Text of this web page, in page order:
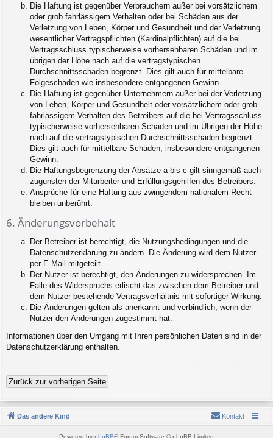
Die Haftung ist gegenüber Verbrauchern außer bei vorsätzlichem
oder grob fahrlässigem Verhalten oder bei Schäden aus der
Verletzung von Leben, Körper und Gesundheit und der Verletzung
wesentlicher Vertragspflichten (Kardinalpflichten) auf die bei
Vertragsschluss typischerweise vorhersehbaren Schäden und im
übrigen der Höhe nach auf die vertragstypischen
Durchschnittsschäden begrenzt. Dies gilt auch für mittelbare
Folgeschäden wie insbesondere entgangenen Gewinn.
Die Haftung ist gegenüber Unternehmern außer bei der Verletzung
von Leben, Körper und Gesundheit oder vorsätzlichem oder grob
fahrlässigem Verhalten des Betreibers auf die bei Vertragsschluss
typischerweise vorhersehbaren Schäden und im Übrigen der Höhe
nach auf die vertragstypischen Durchschnittsschäden begrenzt.
Dies gilt auch für mittelbare Schäden, insbesondere entgangenen
Gewinn.
Die Haftungsbegrenzung der Absätze a bis c gilt sinngemäß auch
zugunsten der Mitarbeiter und Erfüllungsgehilfen des Betreibers.
Ansprüche für eine Haftung aus zwingendem nationalem Recht
bleiben unberührt.
6. Änderungsvorbehalt
Der Betreiber ist berechtigt, die Nutzungsbedingungen und die
Datenschutzerklärung zu ändern. Die Änderung wird dem Nutzer
per E-Mail mitgeteilt.
Der Nutzer ist berechtigt, den Änderungen zu widersprechen. Im
Falle des Widerspruchs erlischt das zwischen dem Betreiber und
dem Nutzer bestehende Vertragsverhältnis mit sofortiger Wirkung.
Die Änderungen gelten als anerkannt und verbindlich, wenn der
Nutzer den Änderungen zugestimmt hat.
Informationen über den Umgang mit Ihren persönlichen Daten sind in der
Datenschutzerklärung enthalten.
Zurück zur vorherigen Seite
Das andere Kind Kontakt